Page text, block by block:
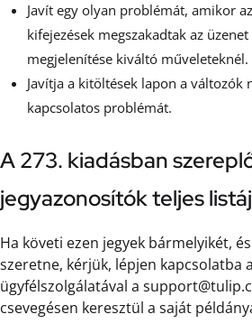
Javít egy olyan problémát, amikor
kifejezések megszakadtak az
megjelenítése kiváltó műveleteknél.
Javítja a kitöltések lapon a változók
kapcsolatos problémát.
A 273. kiadásban
jegyazonosítók teljes
Ha követi ezen jegyek bármelyikét,
szeretne, kérjük, lépjen kapcsolatba
ügyfélszolgálatával a
csevegésen keresztül a saját